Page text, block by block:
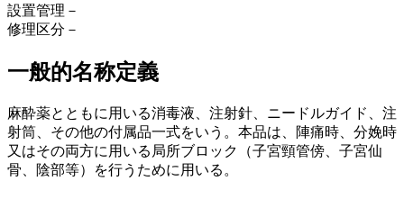
設置管理 －
修理区分 －
一般的名称定義
麻酔薬とともに用いる消毒液、注射針、ニードルガイド、注
射筒、その他の付属品一式をいう。本品は、陣痛時、分娩時
又はその両方に用いる局所ブロック（子宮頸管傍、子宮仙
骨、陰部等）を行うために用いる。